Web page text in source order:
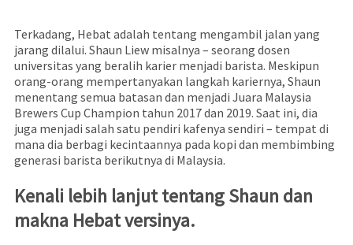
Terkadang, Hebat adalah tentang mengambil jalan yang
jarang dilalui. Shaun Liew misalnya – seorang dosen
universitas yang beralih karier menjadi barista. Meskipun
orang-orang mempertanyakan langkah kariernya, Shaun
menentang semua batasan dan menjadi Juara Malaysia
Brewers Cup Champion tahun 2017 dan 2019. Saat ini, dia
juga menjadi salah satu pendiri kafenya sendiri – tempat di
mana dia berbagi kecintaannya pada kopi dan membimbing
generasi barista berikutnya di Malaysia.
Kenali lebih lanjut tentang Shaun dan
makna Hebat versinya.